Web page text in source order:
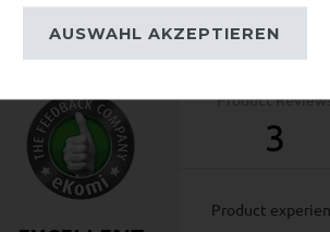
Product
3
product
AUSWAHL AKZEPTIEREN